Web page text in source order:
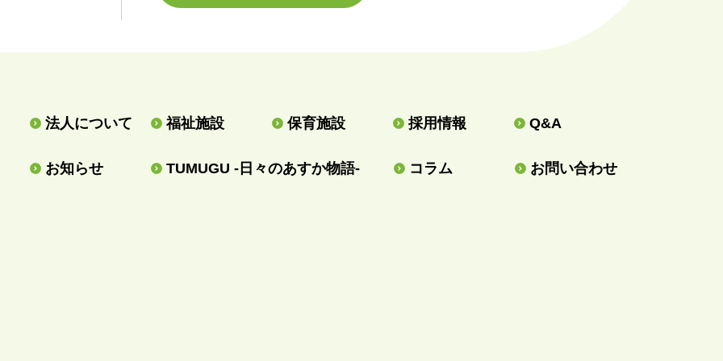
法人について 福祉施設 保育施設 採用情報 Q&A
お知らせ TUMUGU -日々のあすか物語- コラム お問い合わせ